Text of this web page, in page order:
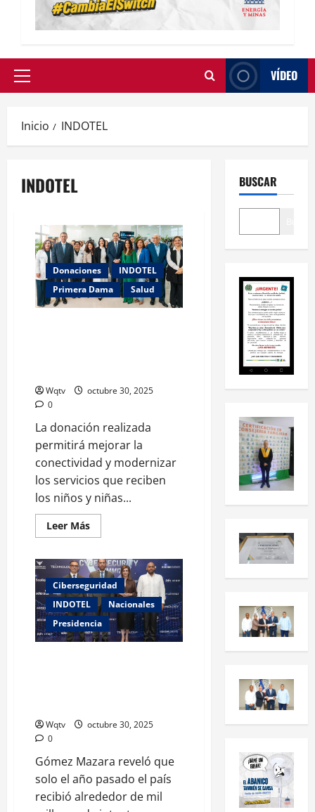
VÍDEO
Inicio INDOTEL
INDOTEL
Donaciones
INDOTEL
Primera Dama
Salud
Wqtv
octubre 30, 2025
0
La donación realizada
permitirá mejorar la
conectividad y modernizar
los servicios que reciben
los niños y niñas...
Leer Más
Ciberseguridad
INDOTEL
Nacionales
Presidencia
Wqtv
octubre 30, 2025
0
Gómez Mazara reveló que
solo el año pasado el país
recibió alrededor de mil
BUSCAR